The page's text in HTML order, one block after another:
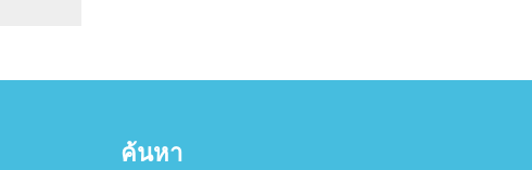
ค้นหา